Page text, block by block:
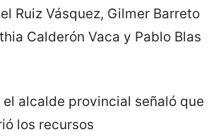
Ruiz Vásquez, Gilmer Barreto
Calderón Vaca y Pablo Blas
el alcalde provincial señaló que
los recursos